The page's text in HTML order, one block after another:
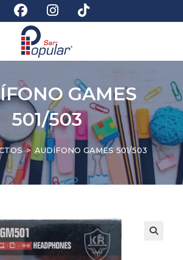
GAMES
501/503
> AUDÍFONO GAMES 501/503